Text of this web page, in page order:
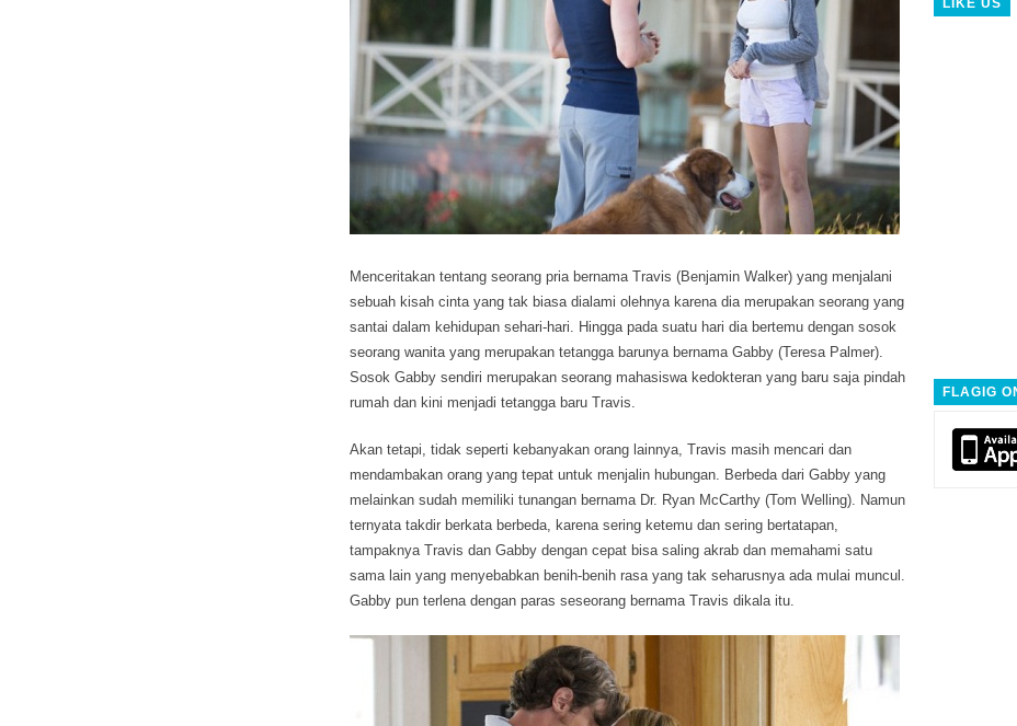
Menceritakan tentang seorang pria bernama Travis (Benjamin Walker) yang menjalani
sebuah kisah cinta yang tak biasa dialami olehnya karena dia merupakan seorang yang
santai dalam kehidupan sehari-hari. Hingga pada suatu hari dia bertemu dengan sosok
seorang wanita yang merupakan tetangga barunya bernama Gabby (Teresa Palmer).
Sosok Gabby sendiri merupakan seorang mahasiswa kedokteran yang baru saja pindah
rumah dan kini menjadi tetangga baru Travis.
Akan tetapi, tidak seperti kebanyakan orang lainnya, Travis masih mencari dan
mendambakan orang yang tepat untuk menjalin hubungan. Berbeda dari Gabby yang
melainkan sudah memiliki tunangan bernama Dr. Ryan McCarthy (Tom Welling). Namun
ternyata takdir berkata berbeda, karena sering ketemu dan sering bertatapan,
tampaknya Travis dan Gabby dengan cepat bisa saling akrab dan memahami satu
sama lain yang menyebabkan benih-benih rasa yang tak seharusnya ada mulai muncul.
Gabby pun terlena dengan paras seseorang bernama Travis dikala itu.
LIKE US
FLAGIG